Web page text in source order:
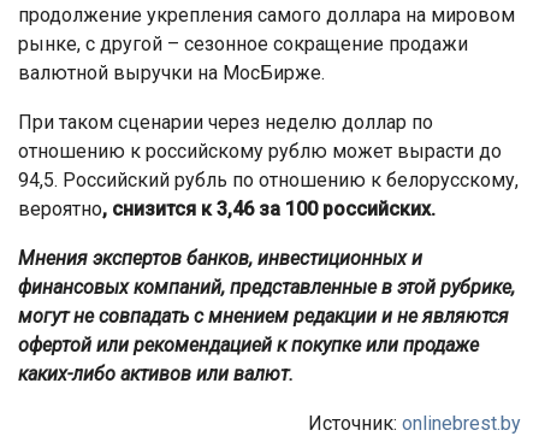
продолжение укрепления самого доллара на мировом
рынке, с другой – сезонное сокращение продажи
валютной выручки на МосБирже.
При таком сценарии через неделю доллар по
отношению к российскому рублю может вырасти до
94,5. Российский рубль по отношению к белорусскому,
вероятно, снизится к 3,46 за 100 российских.
Мнения экспертов банков, инвестиционных и
финансовых компаний, представленные в этой рубрике,
могут не совпадать с мнением редакции и не являются
офертой или рекомендацией к покупке или продаже
каких-либо активов или валют.
Источник: onlinebrest.by